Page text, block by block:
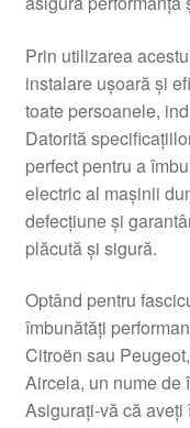
Plângere
Plățile
Politică de
Procedura de
Termeni si conditii
Prin utilizarea
instalare ușoară și
toate persoanele,
Datorită
perfect pentru a
electric al mașinii
defecțiune și
plăcută și sigură.
Optând pentru
îmbunătăți
Citroën sau
Aircela, un nume de
Asigurați-vă că